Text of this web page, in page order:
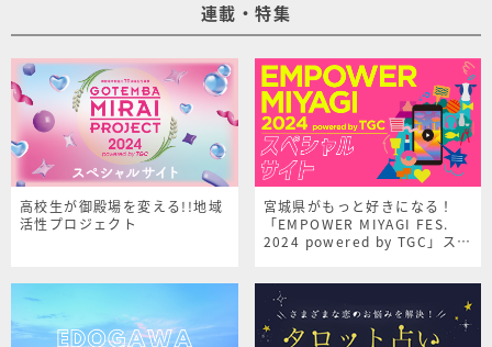
連載・特集
高校生が御殿場を変える!!地域
活性プロジェクト
宮城県がもっと好きになる！
「EMPOWER MIYAGI FES.
2024 powered by TGC」スペ